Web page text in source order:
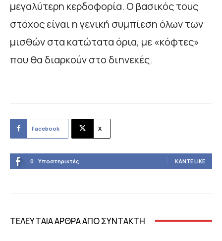
μεγαλύτερη κερδοφορία. Ο βασικός τους
στόχος είναι η γενική συμπίεση όλων των
μισθών στα κατώτατα όρια, με «κόφτες»
που θα διαρκούν στο διηνεκές.
Facebook X
0 Υποστηρικτές ΚΆΝΤΕ LIKE
ΤΕΛΕΥΤΑΙΑ ΑΡΘΡΑ ΑΠΟ ΣΥΝΤΑΚΤΗ